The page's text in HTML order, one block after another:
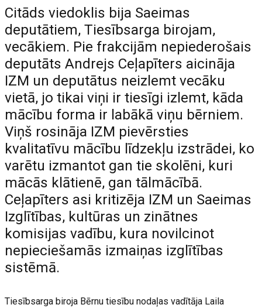
Citāds viedoklis bija Saeimas
deputātiem, Tiesībsarga birojam,
vecākiem. Pie frakcijām nepiederošais
deputāts Andrejs Ceļapīters aicināja
IZM un deputātus neizlemt vecāku
vietā, jo tikai viņi ir tiesīgi izlemt, kāda
mācību forma ir labākā viņu bērniem.
Viņš rosināja IZM pievērsties
kvalitatīvu mācību līdzekļu izstrādei, ko
varētu izmantot gan tie skolēni, kuri
mācās klātienē, gan tālmācībā.
Ceļapīters asi kritizēja IZM un Saeimas
Izglītības, kultūras un zinātnes
komisijas vadību, kura novilcinot
nepieciešamās izmaiņas izglītības
sistēmā.
Tiesībsarga biroja Bērnu tiesību nodaļas vadītāja Laila